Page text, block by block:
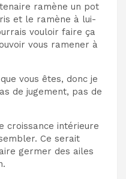
ramène un pot
et le ramène à lui-
vouloir faire ça
vous ramener à
vous êtes, donc je
de jugement, pas de
croissance intérieure
Ce serait
germer des ailes